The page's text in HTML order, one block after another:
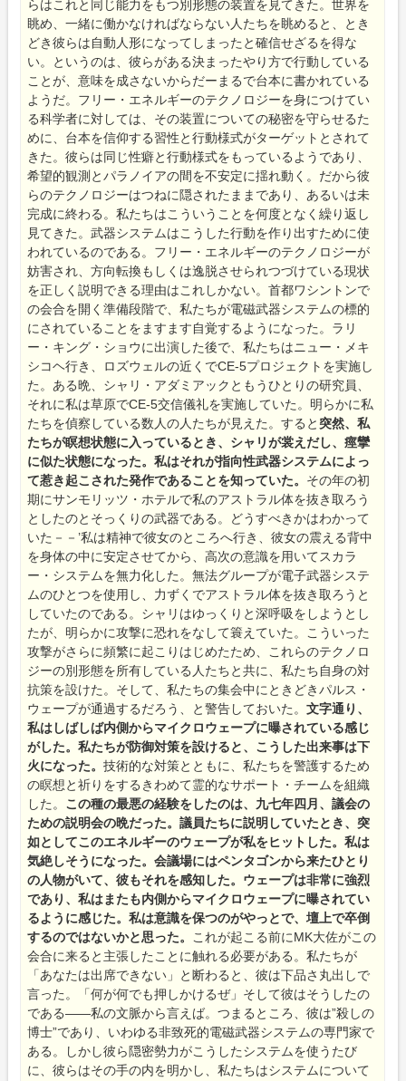
らはこれと同じ能力をもつ別形態の装置を見てきた。世界を
眺め、一緒に働かなければならない人たちを眺めると、とき
どき彼らは自動人形になってしまったと確信せざるを得な
い。というのは、彼らがある決まったやり方で行動している
ことが、意味を成さないからだーまるで台本に書かれている
ようだ。フリー・エネルギーのテクノロジーを身につけてい
る科学者に対しては、その装置についての秘密を守らせるた
めに、台本を信仰する習性と行動様式がターゲットとされて
きた。彼らは同じ性癖と行動様式をもっているようであり、
希望的観測とパラノイアの間を不安定に揺れ動く。だから彼
らのテクノロジーはつねに隠されたままであり、あるいは未
完成に終わる。私たちはこういうことを何度となく繰り返し
見てきた。武器システムはこうした行動を作り出すために使
われているのである。フリー・エネルギーのテクノロジーが
妨害され、方向転換もしくは逸脱させられつづけている現状
を正しく説明できる理由はこれしかない。首都ワシントンで
の会合を開く準備段階で、私たちが電磁武器システムの標的
にされていることをますます自覚するようになった。ラリ
ー・キング・ショウに出演した後で、私たちはニュー・メキ
シコヘ行き、ロズウェルの近くでCE-5プロジェクトを実施し
た。ある晩、シャリ・アダミアックともうひとりの研究員、
それに私は草原でCE-5交信儀礼を実施していた。明らかに私
たちを偵察している数人の人たちが見えた。すると 突然、私
たちが瞑想状態に入っているとき、シャリが裳えだし、痙攣
に似た状態になった。私はそれが指向性武器システムによっ
て惹き起こされた発作であることを知っていた。 その年の初
期にサンモリッツ・ホテルで私のアストラル体を抜き取ろう
としたのとそっくりの武器である。どうすべきかはわかって
いた－－’私は精神で彼女のところへ行き、彼女の震える背中
を身体の中に安定させてから、高次の意識を用いてスカラ
ー・システムを無力化した。無法グループが電子武器システ
ムのひとつを使用し、力ずくでアストラル体を抜き取ろうと
していたのである。シャリはゆっくりと深呼吸をしようとし
たが、明らかに攻撃に恐れをなして簑えていた。こういった
攻撃がさらに頻繁に起こりはじめたため、これらのテクノロ
ジーの別形態を所有している人たちと共に、私たち自身の対
抗策を設けた。そして、私たちの集会中にときどきパルス・
ウェープが通過するだろう、と警告しておいた。文字通り、
私はしばしば内側からマイクロウェープに曝されている感じ
がした。私たちが防御対策を設けると、こうした出来事は下
火になった。技術的な対策とともに、私たちを警護するため
の瞑想と祈りをするきわめて霊的なサポート・チームを組織
した。 この種の最悪の経験をしたのは、九七年四月、議会の
ための説明会の晩だった。議員たちに説明していたとき、突
如としてこのエネルギーのウェープが私をヒットした。私は
気絶しそうになった。会議場にはペンタゴンから来たひとり
の人物がいて、彼もそれを感知した。ウェープは非常に強烈
であり、私はまたも内側からマイクロウェープに曝されてい
るように感じた。私は意識を保つのがやっとで、壇上で卒倒
するのではないかと思った。 これが起こる前にMK大佐がこの
会合に来ると主張したことに触れる必要がある。私たちが
「あなたは出席できない」と断わると、彼は下品さ丸出しで
言った。「何が何でも押しかけるぜ」そして彼はそうしたの
である――私の文脈から言えば。つまるところ、彼は”殺しの
博士”であり、いわゆる非致死的電磁武器システムの専門家で
ある。しかし彼ら隠密勢力がこうしたシステムを使うたび
に、彼らはその手の内を明かし、私たちはシステムについて